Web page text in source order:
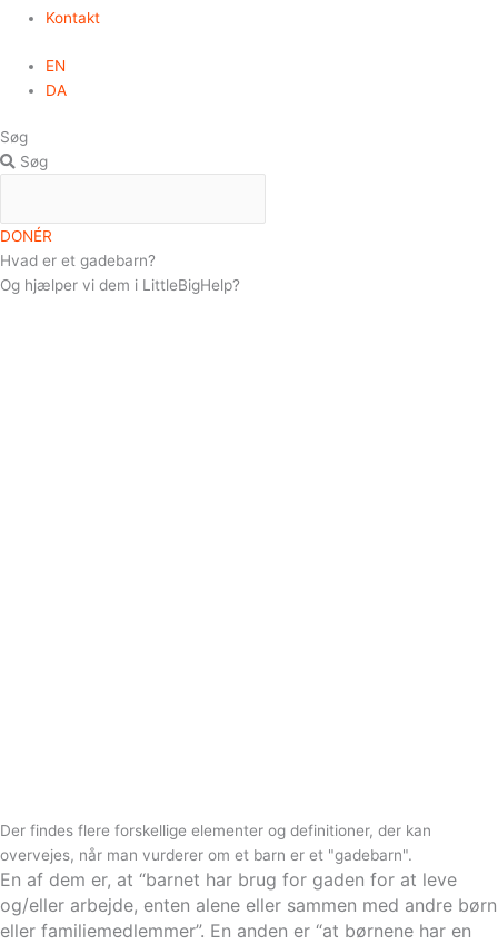
Kontakt
EN
DA
Søg
Søg
DONÉR
Hvad er et gadebarn?
Og hjælper vi dem i LittleBigHelp?
Der findes flere forskellige elementer og definitioner, der kan
overvejes, når man vurderer om et barn er et "gadebarn".
En af dem er, at “barnet har brug for gaden for at leve
og/eller arbejde, enten alene eller sammen med andre børn
eller familiemedlemmer”. En anden er “at børnene har en